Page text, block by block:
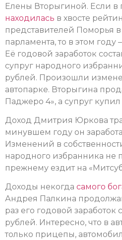
Елены Вторыгиной. Если в
находилась в хвосте
представителей Поморья
парламента, то в этом
Её годовой заработок
супруг народного
рублей. Произошли
автопарке. Вторыгина
Паджеро 4», а супруг
Доход Дмитрия Юркова
минувшем году он
Изменений в
народного избранника
прежнему ездит на
Доходы некогда самого
Андрея Палкина
раз его годовой заработок
рублей. Интересно, что в
только прицепы,